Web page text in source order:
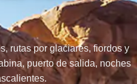
rutas por glaciares, fiordos y
puerto de salida, noches